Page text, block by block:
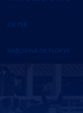
ICE’TEE
NABORINA DE FLORYS